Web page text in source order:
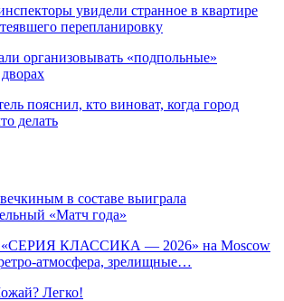
увидели странное в квартире
перепланировку
организовывать «подпольные»
пояснил, кто виноват, когда город
делать
в составе выиграла
«Матч года»
«СЕРИЯ КЛАССИКА — 2026» на Moscow
зрелищные…
Легко!